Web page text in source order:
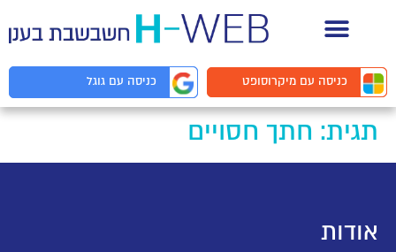
כניסה עםמיקרוסופט כניסה עם גוגל
תגית: חתך חסויים
אודות